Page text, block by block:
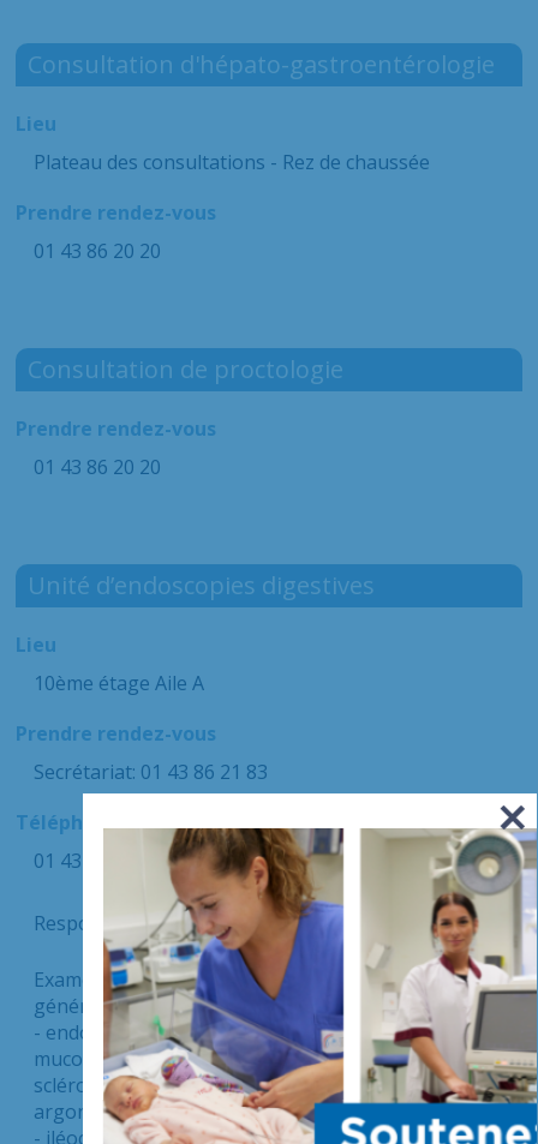
Consultation d'hépato-gastroentérologie
Lieu
Plateau des consultations - Rez de chaussée
Prendre rendez-vous
01 43 86 20 20
Consultation de proctologie
Prendre rendez-vous
01 43 86 20 20
Unité d’endoscopies digestives
Lieu
10ème étage Aile A
Prendre rendez-vous
Secrétariat: 01 43 86 21 83
Téléphone de l'infirmière ou du poste de soins
01 43 86 21 88
Responsable de l'Unité : Dr Charlotte GAGNIERE
Examens pratiqués sans et avec anesthésie
générale :
- endoscopie oeso-gastroduodénale : biopsies,
mucosectomie, ligature de varice œsophagienne,
scléroses, poses de clip, coagulation au plasma
argon, polypectomie
- iléocoloscopie : biopsies, polypectomie,